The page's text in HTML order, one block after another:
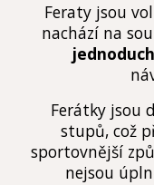
Feraty jsou
nachází na
Ferátky jsou
stupů, což
sportovnější
nejsou